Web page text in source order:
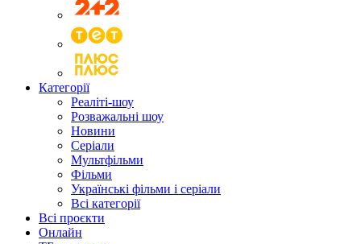
Категорії
Реаліті-шоу
Розважальні шоу
Новини
Серіали
Мультфільми
Фільми
Українські фільми і серіали
Всі категорії
Всі проєкти
Онлайн